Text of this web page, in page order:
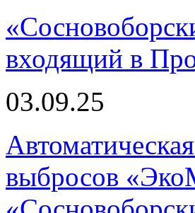
входящий в
03.09.25
выбросов